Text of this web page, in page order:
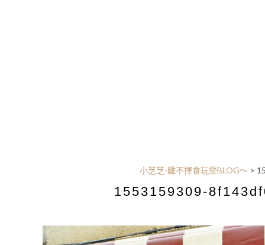
小芝芝-雞不擇食玩樂BLOG～ >
1553159309-